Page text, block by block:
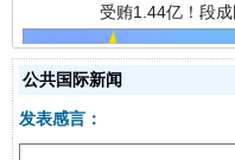
公共国际新闻
发表感言：